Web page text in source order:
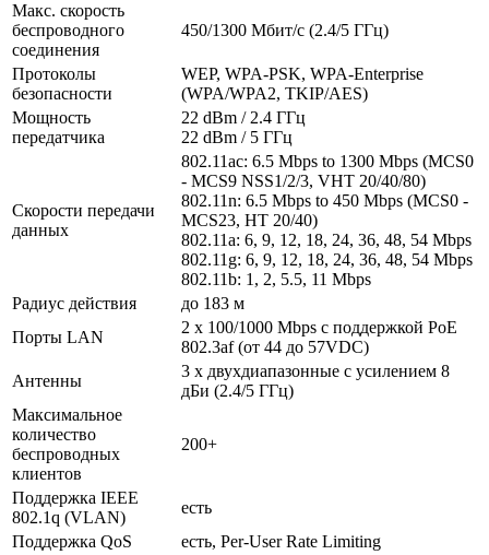
Макс. скорость
беспроводного
соединения
450/1300 Мбит/с (2.4/5 ГГц)
Протоколы
безопасности
WEP, WPA-PSK, WPA-Enterprise
(WPA/WPA2, TKIP/AES)
Мощность
передатчика
22 dBm / 2.4 ГГц
22 dBm / 5 ГГц
Скорости передачи
данных
802.11ac: 6.5 Mbps to 1300 Mbps (MCS0
- MCS9 NSS1/2/3, VHT 20/40/80)
802.11n: 6.5 Mbps to 450 Mbps (MCS0 -
MCS23, HT 20/40)
802.11a: 6, 9, 12, 18, 24, 36, 48, 54 Mbps
802.11g: 6, 9, 12, 18, 24, 36, 48, 54 Mbps
802.11b: 1, 2, 5.5, 11 Mbps
Радиус действия
до 183 м
Порты LAN
2 x 100/1000 Mbps с поддержкой PoE
802.3af (от 44 до 57VDC)
Антенны
3 x двухдиапазонные с усилением 8
дБи (2.4/5 ГГц)
Максимальное
количество
беспроводных
клиентов
200+
Поддержка IEEE
802.1q (VLAN)
есть
Поддержка QoS
есть, Per-User Rate Limiting